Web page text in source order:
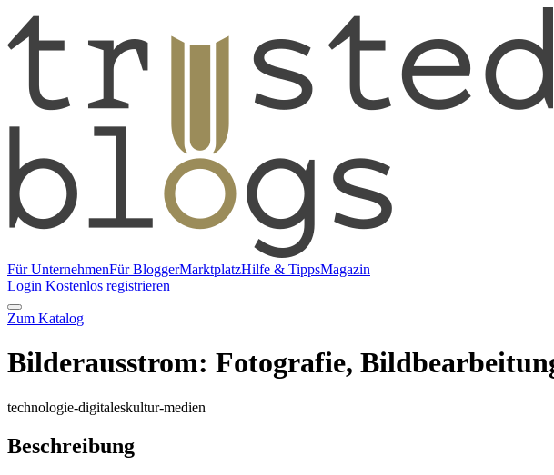
Für UnternehmenFür BloggerMarktplatzHilfe & TippsMagazin
Login Kostenlos registrieren
Zum Katalog
Bilderausstrom: Fotografie,
technologie-digitaleskultur-medien
Beschreibung